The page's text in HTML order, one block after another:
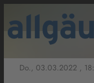
Do., 03.03.2022 ,